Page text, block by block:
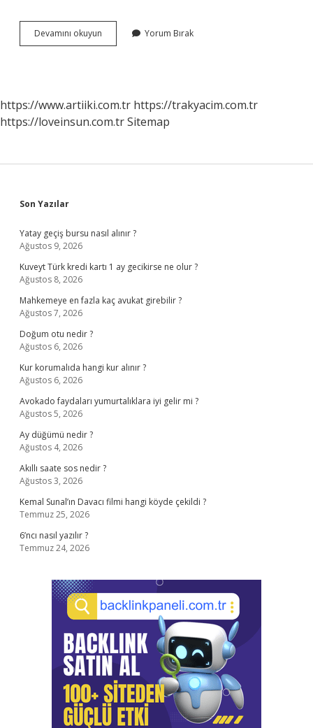
Devamını okuyun Evlenmeden
Önce
Yorum Bırak
https://www.artiiki.com.tr https://trakyacim.com.tr
https://loveinsun.com.trSitemap
Sidebar
Son Yazılar
Yatay geçiş bursu nasıl alınır ?
Ağustos 9, 2026
Kuveyt Türk kredi kartı 1 ay gecikirse ne olur ?
Ağustos 8, 2026
Mahkemeye en fazla kaç avukat girebilir ?
Ağustos 7, 2026
Doğum otu nedir ?
Ağustos 6, 2026
Kur korumalıda hangi kur alınır ?
Ağustos 6, 2026
Avokado faydaları yumurtalıklara iyi gelir mi ?
Ağustos 5, 2026
Ay düğümü nedir ?
Ağustos 4, 2026
Akıllı saate sos nedir ?
Ağustos 3, 2026
Kemal Sunal’ın Davacı filmi hangi köyde çekildi ?
Temmuz 25, 2026
6’ncı nasıl yazılır ?
Temmuz 24, 2026